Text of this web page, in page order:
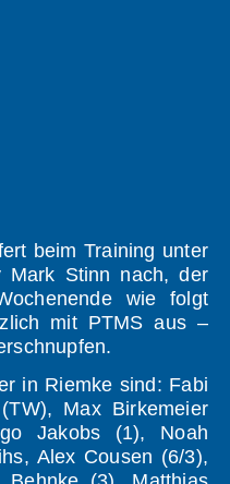
beim Training unter
Mark Stinn nach, der
wie folgt
mit PTMS aus –
in Riemke sind: Fabi
Max Birkemeier
Jakobs (1), Noah
Alex Cousen (6/3),